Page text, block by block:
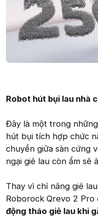
Robot hút bụi lau nhà
Đây là một trong
hút bụi tích hợp chức
chuyển giữa sàn cứng
ngại giẻ lau còn ẩm sẽ
Thay vì chỉ nâng giẻ
Roborock Qrevo 2
động tháo giẻ lau khi